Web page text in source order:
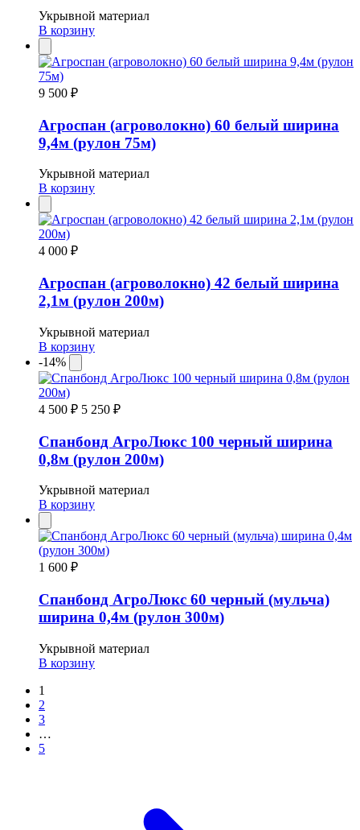
Укрывной материал
В корзину
9 500 ₽
Агроспан (агроволокно) 60 белый ширина
9,4м (рулон 75м)
Укрывной материал
В корзину
4 000 ₽
Агроспан (агроволокно) 42 белый ширина
2,1м (рулон 200м)
Укрывной материал
В корзину
-14%
4 500 ₽ 5 250 ₽
Спанбонд АгроЛюкс 100 черный ширина
0,8м (рулон 200м)
Укрывной материал
В корзину
1 600 ₽
Спанбонд АгроЛюкс 60 черный (мульча)
ширина 0,4м (рулон 300м)
Укрывной материал
В корзину
Пагинация
записей
1
2
3
…
5